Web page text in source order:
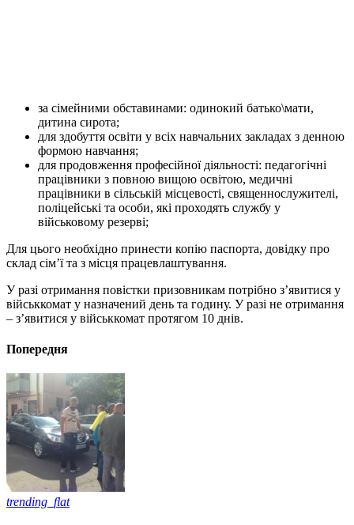
за сімейними обставинами: одинокий батько\мати,
дитина сирота;
для здобуття освіти у всіх навчальних закладах з денною
формою навчання;
для продовження професійної діяльності: педагогічні
працівники з повною вищою освітою, медичні
працівники в сільській місцевості, священнослужителі,
поліцейські та особи, які проходять службу у
військовому резерві;
Для цього необхідно принести копію паспорта, довідку про
склад сім’ї та з місця працевлаштування.
У разі отримання повістки призовникам потрібно з’явитися у
військкомат у назначений день та годину. У разі не отримання
– з’явитися у військкомат протягом 10 днів.
Попередня
trending_flat